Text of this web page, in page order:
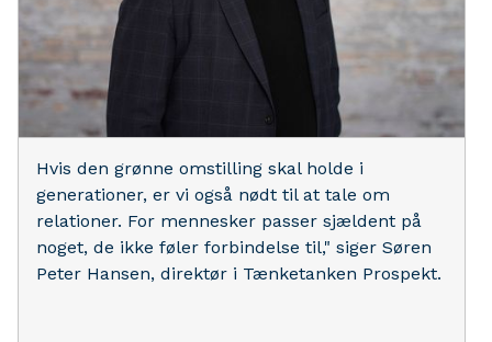
Hvis den grønne omstilling skal holde i
generationer, er vi også nødt til at tale om
relationer. For mennesker passer sjældent på
noget, de ikke føler forbindelse til," siger Søren
Peter Hansen, direktør i Tænketanken Prospekt.